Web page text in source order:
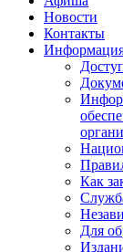
Новости
Контакты
Как
Для